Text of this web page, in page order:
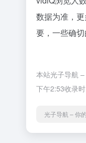
数据为准，
要，一些确
本站光子导航
下午2:53收录
光子导航 – 你